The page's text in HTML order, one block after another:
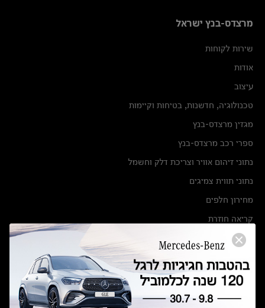
מרצדס-בנץ ישראל
שירות לקוחות
אודות
עיצוב
טכנולוגיה, חדשנות, בטיחות וקיימות
מגזין מרצדס-בנץ
ספרי רכב מרצדס-בנץ
נתוני זיהום אוויר וצריכת דלק וחשמל
נתוני תווית צמיגים
מחירון חלפים
קריאה חוזרת
הודעה על הטבות לרכבי מרצדס בהסדר פשרה בתצ 56447-02-19
תקנון ימי מכירות 120 לכלמוביל